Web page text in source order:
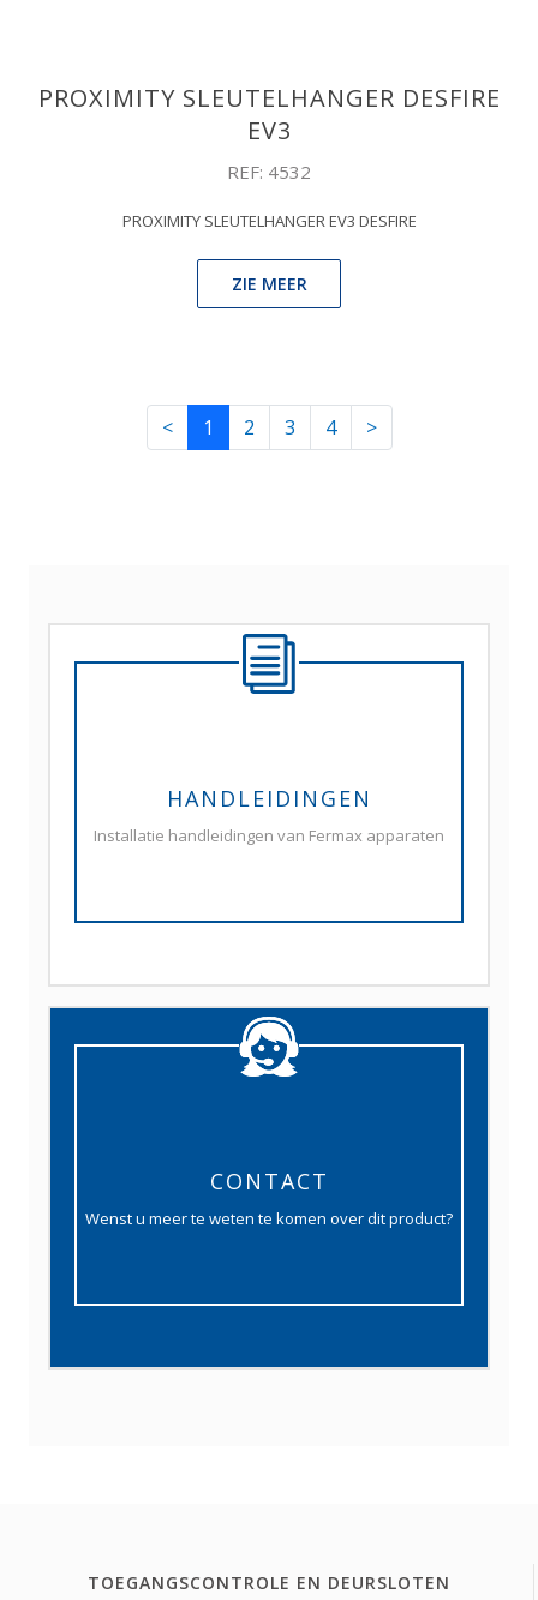
PROXIMITY SLEUTELHANGER DESFIRE
EV3
REF: 4532
PROXIMITY SLEUTELHANGER EV3 DESFIRE
ZIE MEER
< 1 2 3 4 >
HANDLEIDINGEN
Installatie handleidingen van Fermax apparaten
CONTACT
Wenst u meer te weten te komen over dit product?
TOEGANGSCONTROLE EN DEURSLOTEN